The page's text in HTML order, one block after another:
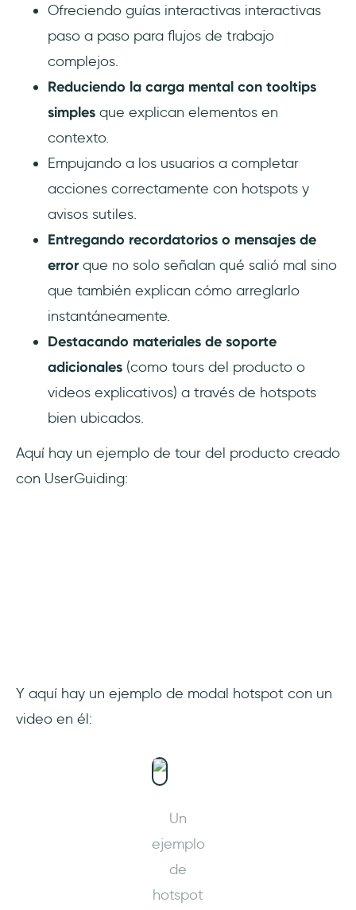
Ofreciendo guías interactivas interactivas
paso a paso para flujos de trabajo
complejos.
Reduciendo la carga mental con tooltips
simples que explican elementos en
contexto.
Empujando a los usuarios a completar
acciones correctamente con hotspots y
avisos sutiles.
Entregando recordatorios o mensajes de
errorque no solo señalan qué salió mal sino
que también explican cómo arreglarlo
instantáneamente.
Destacando materiales de soporte
adicionales (como tours del producto o
videos explicativos) a través de hotspots
bien ubicados.
Aquí hay un ejemplo de tour del producto creado
con UserGuiding:
Y aquí hay un ejemplo de modal hotspot con un
video en él:
Un
ejemplo
de
hotspot